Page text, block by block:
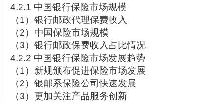
4.2.1 中国银行保险市场规模
（1）银行邮政代理保费收入
（2）中国保险市场规模
（3）银行邮政保费收入占比情况
4.2.2 中国银行保险市场发展趋势
（1）新规颁布促进保险市场发展
（2）银邮系保险公司快速发展
（3）更加关注产品服务创新